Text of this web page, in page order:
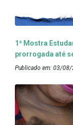
1ª Mostra
prorrogada até
Publicado em: 03/08/